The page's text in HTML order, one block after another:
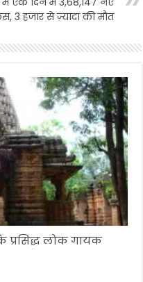
3 हजार से ज्यादा की मौत
प्रसिद्ध लोक गायक